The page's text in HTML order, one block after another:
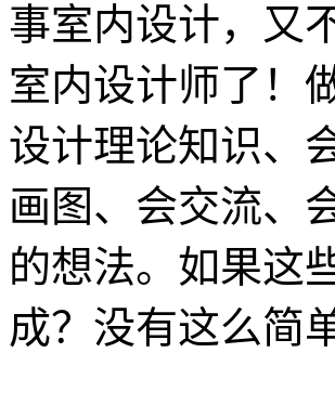
事室内设计，又
室内设计师了！
设计理论知识、
画图、会交流、
的想法。如果这
成？没有这么简